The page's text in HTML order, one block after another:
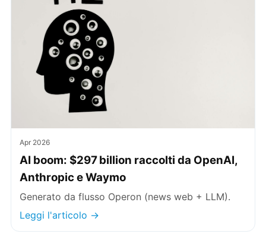
Apr 2026
AI boom: $297 billion raccolti da OpenAI,
Anthropic e Waymo
Generato da flusso Operon (news web + LLM).
Leggi l'articolo →